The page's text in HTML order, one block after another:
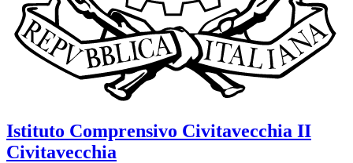
Istituto Comprensivo Civitavecchia II
Civitavecchia